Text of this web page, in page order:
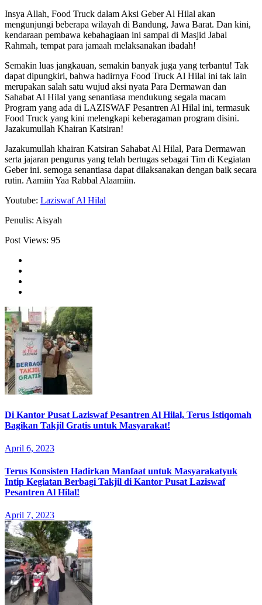
Insya Allah, Food Truck dalam Aksi Geber Al Hilal akan
mengunjungi beberapa wilayah di Bandung, Jawa Barat. Dan kini,
kendaraan pembawa kebahagiaan ini sampai di Masjid Jabal
Rahmah, tempat para jamaah melaksanakan ibadah!
Semakin luas jangkauan, semakin banyak juga yang terbantu! Tak
dapat dipungkiri, bahwa hadirnya Food Truck Al Hilal ini tak lain
merupakan salah satu wujud aksi nyata Para Dermawan dan
Sahabat Al Hilal yang senantiasa mendukung segala macam
Program yang ada di LAZISWAF Pesantren Al Hilal ini, termasuk
Food Truck yang kini melengkapi keberagaman program disini.
Jazakumullah Khairan Katsiran!
Jazakumullah khairan Katsiran Sahabat Al Hilal, Para Dermawan
serta jajaran pengurus yang telah bertugas sebagai Tim di Kegiatan
Geber ini. semoga senantiasa dapat dilaksanakan dengan baik secara
rutin. Aamiin Yaa Rabbal Alaamiin.
Youtube: Laziswaf Al Hilal
Penulis: Aisyah
Post Views: 95
Di Kantor Pusat Laziswaf Pesantren Al Hilal, Terus Istiqomah
Bagikan Takjil Gratis untuk Masyarakat!
April 6, 2023
Terus Konsisten Hadirkan Manfaat untuk Masyarakatyuk
Intip Kegiatan Berbagi Takjil di Kantor Pusat Laziswaf
Pesantren Al Hilal!
April 7, 2023